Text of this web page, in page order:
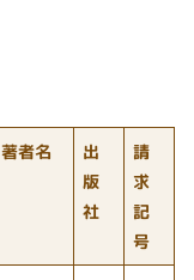
著者名
出
版
社
請
求
記
号